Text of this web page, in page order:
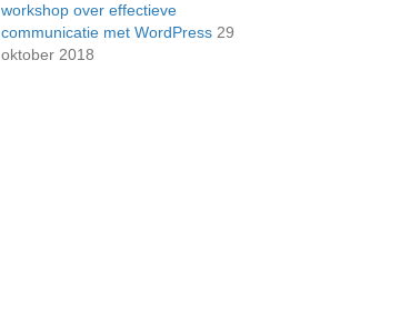
workshop over effectieve
communicatie met WordPress 29
oktober 2018